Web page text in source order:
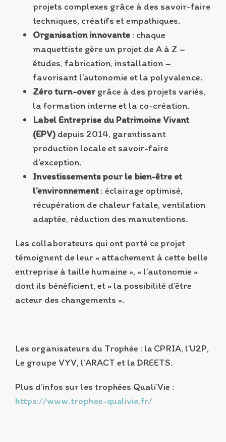
projets complexes grâce à des savoir-faire
techniques, créatifs et empathiques.
Organisation innovante : chaque
maquettiste gère un projet de A à Z –
études, fabrication, installation –
favorisant l’autonomie et la polyvalence.
Zéro turn-overgrâce à des projets variés,
la formation interne et la co-création.
Label Entreprise du Patrimoine Vivant
(EPV) depuis 2014, garantissant
production locale et savoir-faire
d’exception.
Investissements pour le bien-être et
l’environnement: éclairage optimisé,
récupération de chaleur fatale, ventilation
adaptée, réduction des manutentions.
Les collaborateurs qui ont porté ce projet
témoignent de leur « attachement à cette belle
entreprise à taille humaine », « l’autonomie »
dont ils bénéficient, et « la possibilité d’être
acteur des changements ».
Les organisateurs du Trophée : la CPRIA, l’U2P,
Le groupe VYV, l’ARACT et la DREETS.
Plus d’infos sur les trophées Quali’Vie :
https://www.trophee-qualivie.fr/